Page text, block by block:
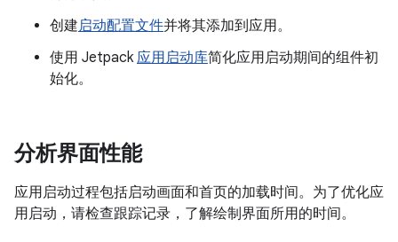
创建启动配置文件并将其添加到应用。
使用 Jetpack 应用启动库简化应用启动期间的组件初
始化。
分析界面性能
应用启动过程包括启动画面和首页的加载时间。为了优化应
用启动，请检查跟踪记录，了解绘制界面所用的时间。